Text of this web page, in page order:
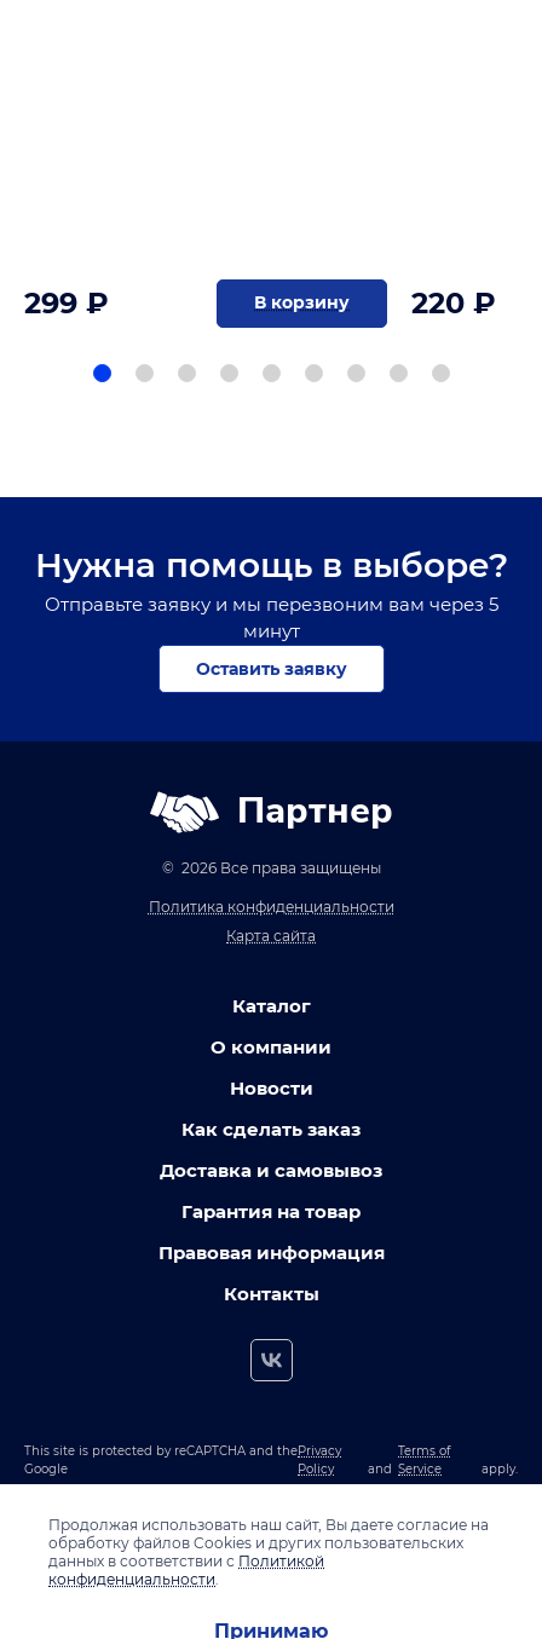
299 ₽ В корзину 220 ₽
Нужна помощь в выборе?
Отправьте заявку и мы перезвоним вам через 5
минут
Оставить заявку
Партнер
© 2026 Все права защищены
Политика конфиденциальности
Карта сайта
Каталог
О компании
Новости
Как сделать заказ
Доставка и самовывоз
Гарантия на товар
Правовая информация
Контакты
This site is protected by reCAPTCHA and the
Google
Privacy
Policy
and
Terms of
Service
apply.
Продолжая использовать наш сайт, Вы даете согласие на
обработку файлов Cookies и других пользовательских
данных в соответствии с Политикой
конфиденциальности.
Принимаю